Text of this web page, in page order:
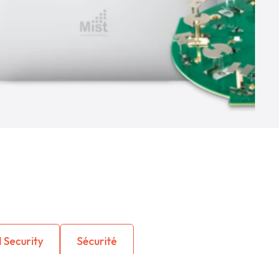
Security Sécurité